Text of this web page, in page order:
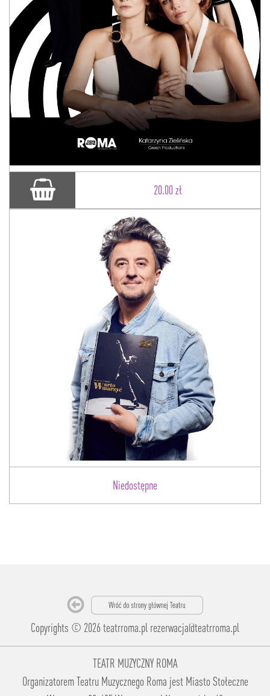
20.00 zł
Niedostępne
Copyrights © 2026 teatrroma.pl rezerwacja@teatrroma.pl
TEATR MUZYCZNY ROMA
Organizatorem Teatru Muzycznego Roma jest Miasto Stołeczne